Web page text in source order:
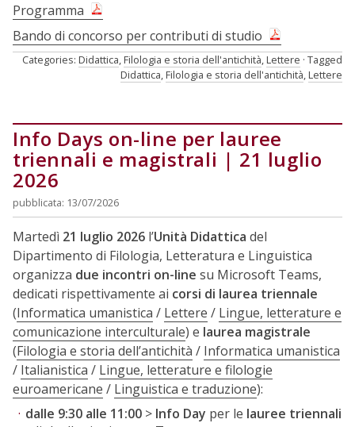
Programma
Bando di concorso per contributi di studio
Categories: Didattica Filologia e storia dell'antichità Lettere Tagged
Didattica Filologia e storia dell'antichità Lettere
Info Days on-line per lauree
triennali e magistrali | 21 luglio
2026
pubblicata: 13/07/2026
Martedì 21 luglio 2026 l’Unità Didattica del
Dipartimento di Filologia, Letteratura e Linguistica
organizza due incontri on-line su Microsoft Teams,
dedicati rispettivamente ai corsi di laurea triennale
(Informatica umanistica / Lettere / Lingue, letterature e
comunicazione interculturale) e laurea magistrale
(Filologia e storia dell’antichità / Informatica umanistica
/ Italianistica / Lingue, letterature e filologie
euroamericane / Linguistica e traduzione):
dalle 9:30 alle 11:00 > Info Day per le lauree triennali